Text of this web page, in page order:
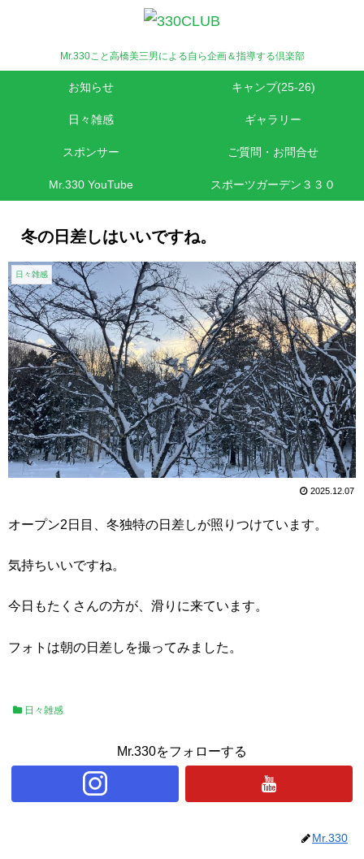
Mr.330こと高橋美三男による自ら企画＆指導する倶楽部
お知らせ キャンプ(25-26)
日々雑感 ギャラリー
スポンサー ご質問・お問合せ
Mr.330 YouTube スポーツガーデン３３０
冬の日差しはいいですね。
日々雑感
2025.12.07
オープン2日目、冬独特の日差しが照りつけています。
気持ちいいですね。
今日もたくさんの方が、滑りに来ています。
フォトは朝の日差しを撮ってみました。
日々雑感
Mr.330をフォローする
Mr.330